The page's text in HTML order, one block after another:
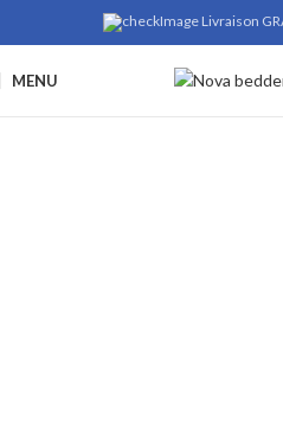
Livraison
MENU